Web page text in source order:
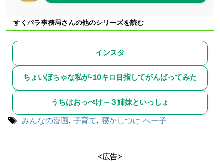
すくパラ事務局さんの他のシリーズを読む
インスタ
ちょいぽちゃな私が-10キロ目指してがんばってみた
うちはおっぺけ～３姉妹といっしょ
みんなの漫画, 子育て, 寝かしつけ へー子
<広告>